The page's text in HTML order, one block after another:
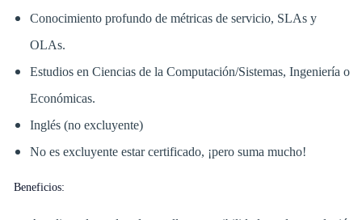
Conocimiento profundo de métricas de servicio, SLAs y
OLAs.
Estudios en Ciencias de la Computación/Sistemas, Ingeniería o
Económicas.
Inglés (no excluyente)
No es excluyente estar certificado, ¡pero suma mucho!
Beneficios: